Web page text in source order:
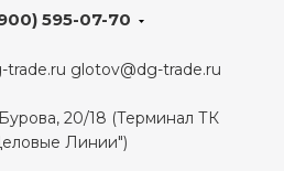
595-07-70
trade.ru glotov@dg-trade.ru
20/18 (Терминал ТК
Линии")